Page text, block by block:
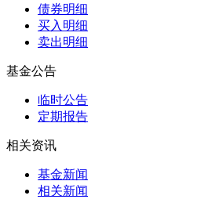
债券明细
买入明细
卖出明细
基金公告
临时公告
定期报告
相关资讯
基金新闻
相关新闻